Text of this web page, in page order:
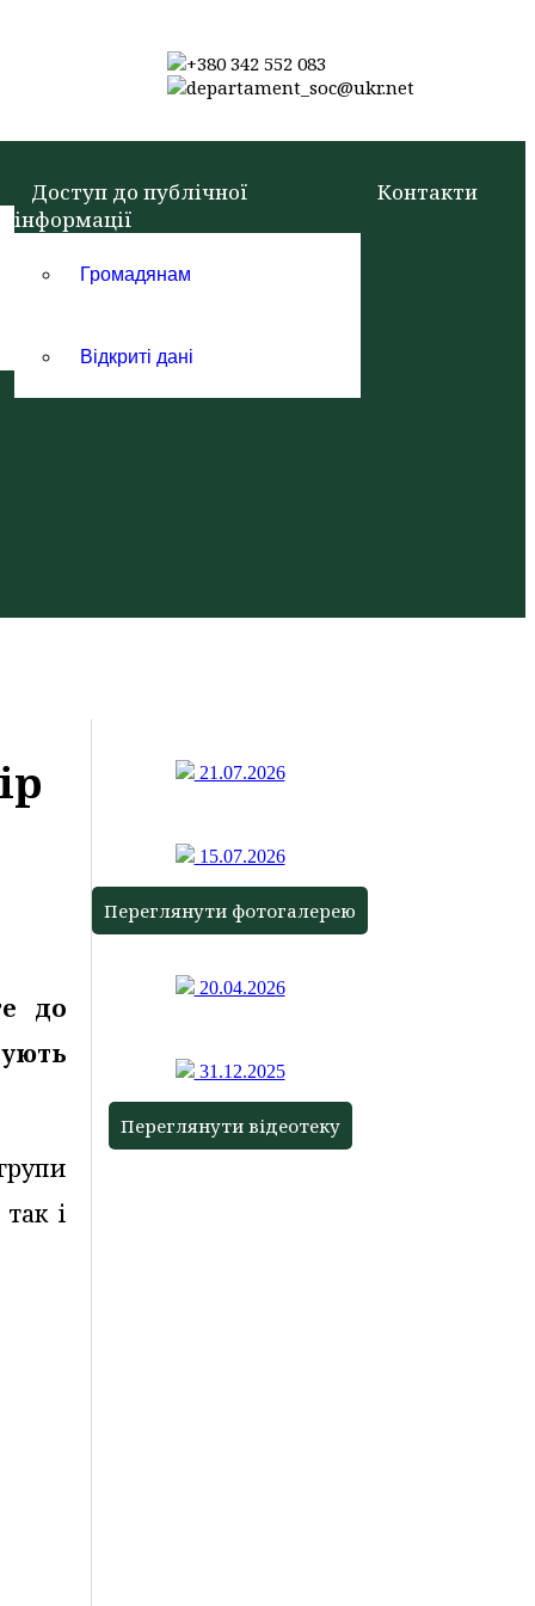
+380 342 552 083
departament_soc@ukr.net
Доступ до публічної
інформації
Громадянам
Відкриті дані
Контакти
до
і
21.07.2026
15.07.2026
Переглянути фотогалерею
20.04.2026
31.12.2025
Переглянути відеотеку